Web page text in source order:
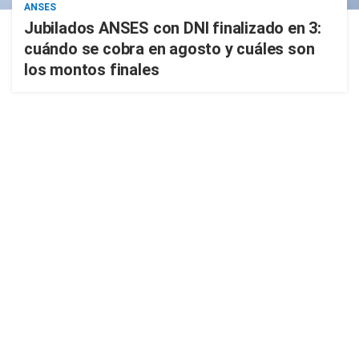
ANSES
Jubilados ANSES con DNI finalizado en 3:
cuándo se cobra en agosto y cuáles son
los montos finales